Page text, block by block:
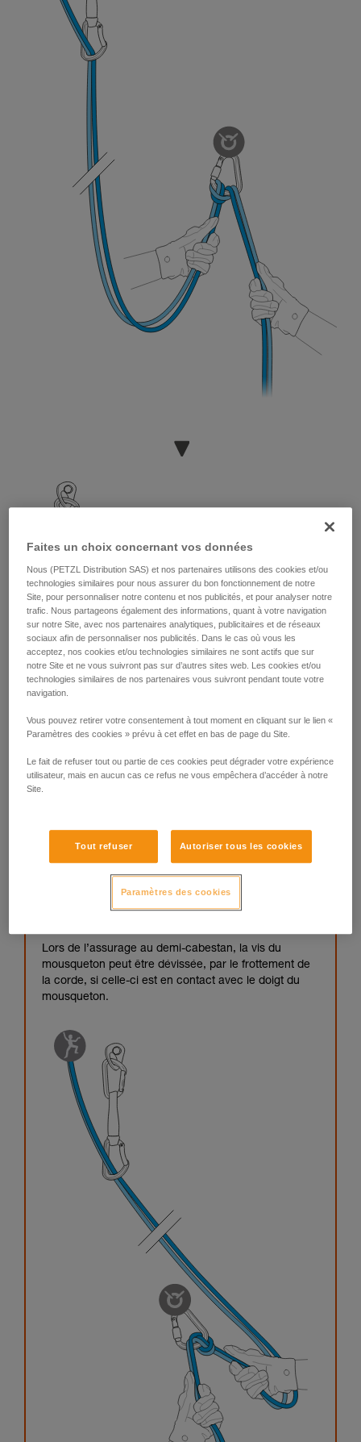
Lors de l’assurage au demi-cabestan, la vis du
mousqueton peut être dévissée, par le frottement de
la corde, si celle-ci est en contact avec le doigt du
mousqueton.
Faites un choix concernant vos données
Nous (PETZL Distribution SAS) et nos partenaires utilisons des cookies et/ou
technologies similaires pour nous assurer du bon fonctionnement de notre
Site, pour personnaliser notre contenu et nos publicités, et pour analyser notre
trafic. Nous partageons également des informations, quant à votre navigation
sur notre Site, avec nos partenaires analytiques, publicitaires et de réseaux
sociaux afin de personnaliser nos publicités. Dans le cas où vous les
acceptez, nos cookies et/ou technologies similaires ne sont actifs que sur
notre Site et ne vous suivront pas sur d’autres sites web. Les cookies et/ou
technologies similaires de nos partenaires vous suivront pendant toute votre
navigation.
Vous pouvez retirer votre consentement à tout moment en cliquant sur le lien «
Paramètres des cookies » prévu à cet effet en bas de page du Site.
Le fait de refuser tout ou partie de ces cookies peut dégrader votre expérience
utilisateur, mais en aucun cas ce refus ne vous empêchera d’accéder à notre
Site.
Tout refuser Autoriser tous les cookies
Paramètres des cookies